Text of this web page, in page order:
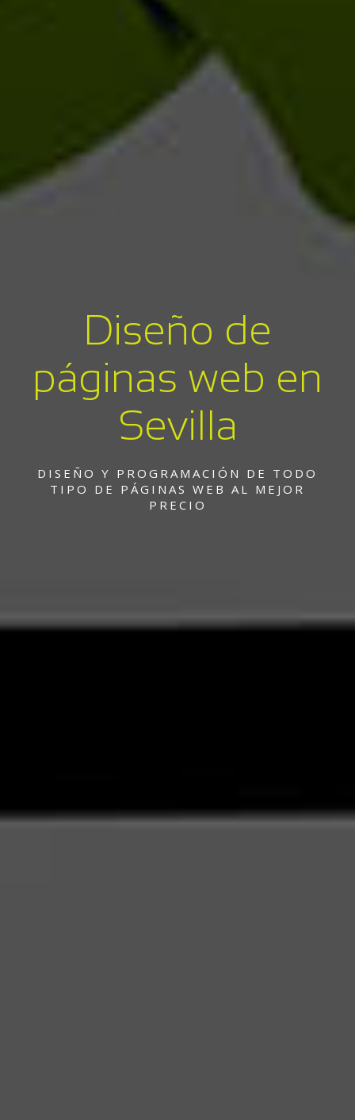
Diseño de
páginas web en
Sevilla
DISEÑO Y PROGRAMACIÓN DE TODO
TIPO DE PÁGINAS WEB AL MEJOR
PRECIO